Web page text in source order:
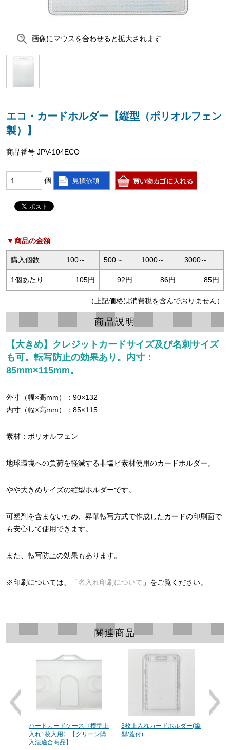
画像にマウスを合わせると拡大されます
エコ・カードホルダー【縦型（ポリオルフェン
製）】
商品番号 JPV-104ECO
個
商品の金額
購入個数 100～ 500～ 1000～ 3000～
1個あたり 105円 92円 86円 85円
（上記価格は消費税を含んでおりません）
商品説明
【大きめ】クレジットカードサイズ及び名刺サイズ
も可。転写防止の効果あり。内寸：
85mm×115mm。
外寸（幅×高mm）：90×132
内寸（幅×高mm）：85×115
素材：ポリオルフェン
地球環境への負荷を軽減する非塩ビ素材使用のカードホルダー。
やや大きめサイズの縦型ホルダーです。
可塑剤を含まないため、昇華転写方式で作成したカードの印刷面で
も安心して使用できます。
また、転写防止の効果もあります。
※印刷については、「名入れ印刷について 」をご覧ください。
関連商品
ハードカードケース〈横型上
入れ1枚入用〉【グリーン購
入法適合商品】
3枚上入れカードホルダー(縦
型/蓋付)